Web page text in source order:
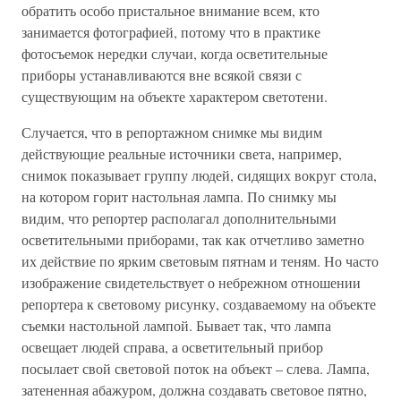
обратить особо пристальное внимание всем, кто
занимается фотографией, потому что в практике
фотосъемок нередки случаи, когда осветительные
приборы устанавливаются вне всякой связи с
существующим на объекте характером светотени.
Случается, что в репортажном снимке мы видим
действующие реальные источники света, например,
снимок показывает группу людей, сидящих вокруг стола,
на котором горит настольная лампа. По снимку мы
видим, что репортер располагал дополнительными
осветительными приборами, так как отчетливо заметно
их действие по ярким световым пятнам и теням. Но часто
изображение свидетельствует о небрежном отношении
репортера к световому рисунку, создаваемому на объекте
съемки настольной лампой. Бывает так, что лампа
освещает людей справа, а осветительный прибор
посылает свой световой поток на объект – слева. Лампа,
затененная абажуром, должна создавать световое пятно,